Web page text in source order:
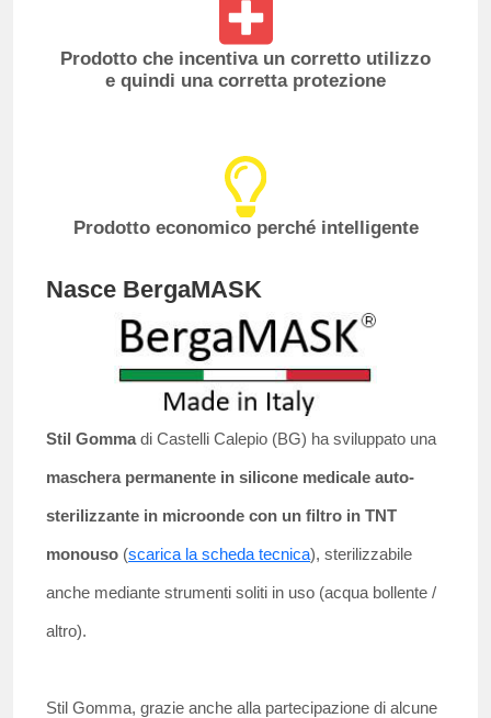
Prodotto che incentiva un corretto utilizzo
e quindi una corretta protezione
Prodotto economico perché intelligente
Nasce BergaMASK
Stil Gommadi Castelli Calepio (BG) ha sviluppato una
maschera permanente in silicone medicale auto-
sterilizzante in microonde con un filtro in TNT
monouso (scarica la scheda tecnica), sterilizzabile
anche mediante strumenti soliti in uso (acqua bollente /
altro).
Stil Gomma, grazie anche alla partecipazione di alcune